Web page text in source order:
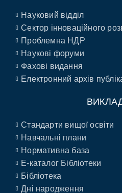
Науковий відділ
Сектор інноваційного
Проблемна НДР
Наукові форуми
Фахові видання
Електронний архів
Стандарти вищої освіти
Навчальні плани
Нормативна база
E-каталог Бібліотеки
Бібліотека
Дні народження